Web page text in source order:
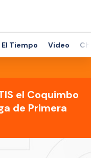
El Tiempo Video
el Coquimbo
de Primera